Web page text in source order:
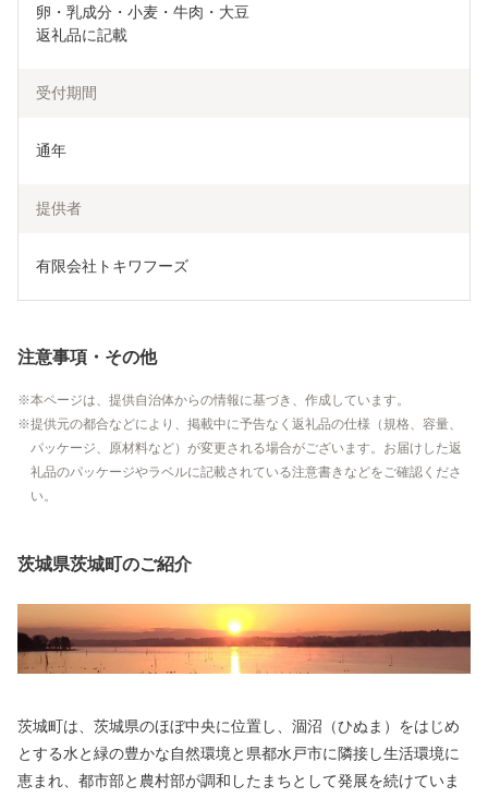
卵・乳成分・小麦・牛肉・大豆
返礼品に記載
受付期間
通年
提供者
有限会社トキワフーズ
注意事項・その他
本ページは、提供自治体からの情報に基づき、作成しています。
提供元の都合などにより、掲載中に予告なく返礼品の仕様（規格、容量、
パッケージ、原材料など）が変更される場合がございます。お届けした返
礼品のパッケージやラベルに記載されている注意書きなどをご確認くださ
い。
茨城県茨城町のご紹介
茨城町は、茨城県のほぼ中央に位置し、涸沼（ひぬま）をはじめ
とする水と緑の豊かな自然環境と県都水戸市に隣接し生活環境に
恵まれ、都市部と農村部が調和したまちとして発展を続けていま